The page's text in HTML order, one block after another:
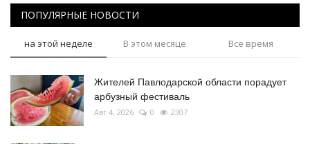
ПОПУЛЯРНЫЕ НОВОСТИ
на этой неделе В этом месяце Все время
Жителей Павлодарской области порадует
арбузный фестиваль
Авг 4, 2026 0 2307